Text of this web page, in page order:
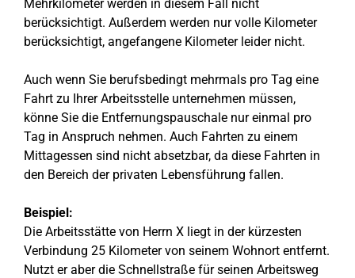
Mehrkilometer werden in diesem Fall nicht
berücksichtigt. Außerdem werden nur volle Kilometer
berücksichtigt, angefangene Kilometer leider nicht.
Auch wenn Sie berufsbedingt mehrmals pro Tag eine
Fahrt zu Ihrer Arbeitsstelle unternehmen müssen,
könne Sie die Entfernungspauschale nur einmal pro
Tag in Anspruch nehmen. Auch Fahrten zu einem
Mittagessen sind nicht absetzbar, da diese Fahrten in
den Bereich der privaten Lebensführung fallen.
Beispiel:
Die Arbeitsstätte von Herrn X liegt in der kürzesten
Verbindung 25 Kilometer von seinem Wohnort entfernt.
Nutzt er aber die Schnellstraße für seinen Arbeitsweg